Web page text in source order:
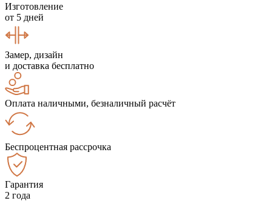
Изготовление
от 5 дней
Замер, дизайн
и доставка бесплатно
Оплата наличными, безналичный расчёт
Беспроцентная рассрочка
Гарантия
2 года